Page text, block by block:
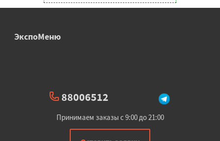
ЭкспоМеню
88006512
Принимаем заказы с 9:00 до 21:00